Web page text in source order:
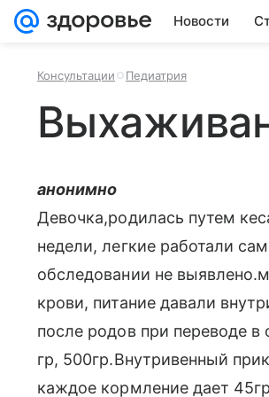
Новости
Консультации Педиатрия
анонимно
Девочка,родилась путем
недели, легкие работали
обследовании не
крови, питание давали
после родов при переводе
гр, 500гр.Внутривенный
каждое кормление дает